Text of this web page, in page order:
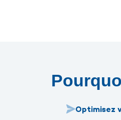
Optimisez